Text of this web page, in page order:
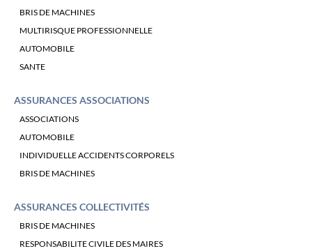
BRIS DE MACHINES
MULTIRISQUE PROFESSIONNELLE
AUTOMOBILE
SANTE
ASSURANCES ASSOCIATIONS
ASSOCIATIONS
AUTOMOBILE
INDIVIDUELLE ACCIDENTS CORPORELS
BRIS DE MACHINES
ASSURANCES COLLECTIVITÉS
BRIS DE MACHINES
RESPONSABILITE CIVILE DES MAIRES